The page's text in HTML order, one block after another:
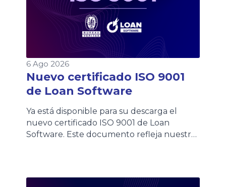
6 Ago 2026
Nuevo certificado ISO 9001
de Loan Software
Ya está disponible para su descarga el
nuevo certificado ISO 9001 de Loan
Software. Este documento refleja nuestro
rápida desde esta página o consultarlo